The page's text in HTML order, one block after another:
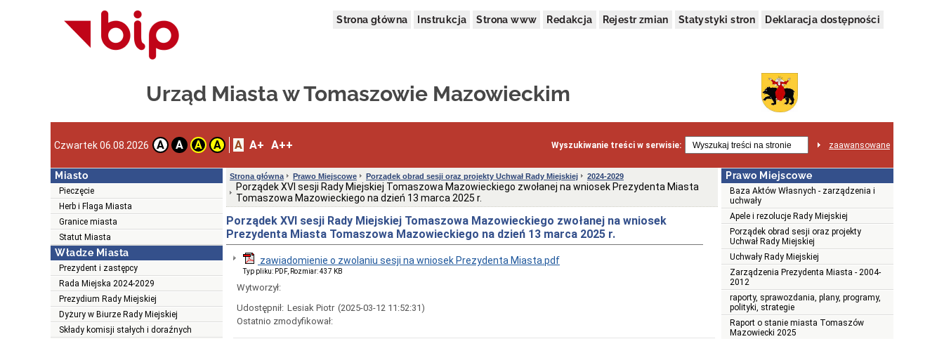
Strona główna Instrukcja Strona www Redakcja Rejestr zmian Statystyki stron Deklaracja dostępności
Urząd Miasta w Tomaszowie Mazowieckim
Czwartek 06.08.2026 A A A A A A+ A++ Wyszukiwanie treści w serwisie: zaawansowane
Miasto
Pieczęcie
Herb i Flaga Miasta
Granice miasta
Statut Miasta
Władze Miasta
Prezydent i zastępcy
Rada Miejska 2024-2029
Prezydium Rady Miejskiej
Dyżury w Biurze Rady Miejskiej
Składy komisji stałych i doraźnych
Strona główna Prawo Miejscowe Porządek obrad sesji oraz projekty Uchwał Rady Miejskiej 2024-2029
Porządek XVI sesji Rady Miejskiej Tomaszowa Mazowieckiego zwołanej na wniosek Prezydenta Miasta
Tomaszowa Mazowieckiego na dzień 13 marca 2025 r.
Porządek XVI sesji Rady Miejskiej Tomaszowa Mazowieckiego zwołanej na wniosek
Prezydenta Miasta Tomaszowa Mazowieckiego na dzień 13 marca 2025 r.
zawiadomienie o zwolaniu sesji na wniosek Prezydenta Miasta.pdf
Typ pliku: PDF, Rozmiar: 437 KB
Wytworzył:
Udostępnił: Lesiak Piotr (2025-03-12 11:52:31)
Ostatnio zmodyfikował:
Prawo Miejscowe
Baza Aktów Własnych - zarządzenia i
uchwały
Apele i rezolucje Rady Miejskiej
Porządek obrad sesji oraz projekty
Uchwał Rady Miejskiej
Uchwały Rady Miejskiej
Zarządzenia Prezydenta Miasta - 2004-
2012
raporty, sprawozdania, plany, programy,
polityki, strategie
Raport o stanie miasta Tomaszów
Mazowiecki 2025